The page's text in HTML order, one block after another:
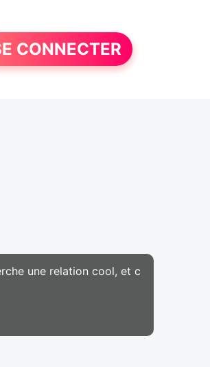
CONNECTER
une relation cool, et c